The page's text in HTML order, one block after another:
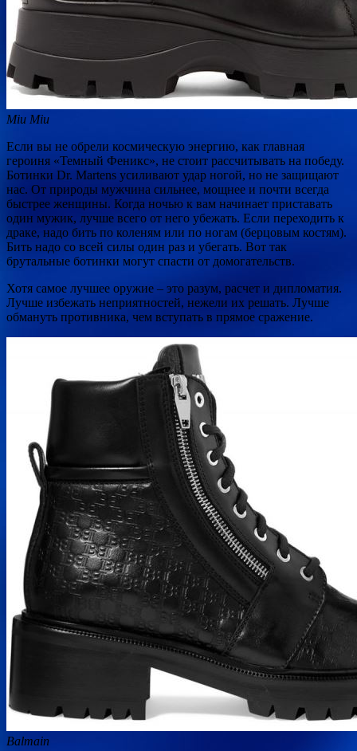
Miu Miu
Если вы не обрели космическую энергию, как главная
героиня «Темный Феникс», не стоит рассчитывать на победу.
Ботинки Dr. Martens усиливают удар ногой, но не защищают
нас. От природы мужчина сильнее, мощнее и почти всегда
быстрее женщины. Когда ночью к вам начинает приставать
один мужик, лучше всего от него убежать. Если переходить к
драке, надо бить по коленям или по ногам (берцовым костям).
Бить надо со всей силы один раз и убегать. Вот так
брутальные ботинки могут спасти от домогательств.
Хотя самое лучшее оружие – это разум, расчет и дипломатия.
Лучше избежать неприятностей, нежели их решать. Лучше
обмануть противника, чем вступать в прямое сражение.
Balmain